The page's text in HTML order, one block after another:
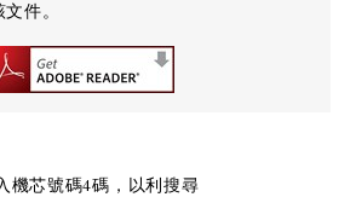
件。
機芯號碼4碼，以利搜尋